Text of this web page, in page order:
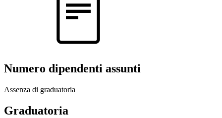
Numero dipendenti assunti
Assenza di graduatoria
Graduatoria